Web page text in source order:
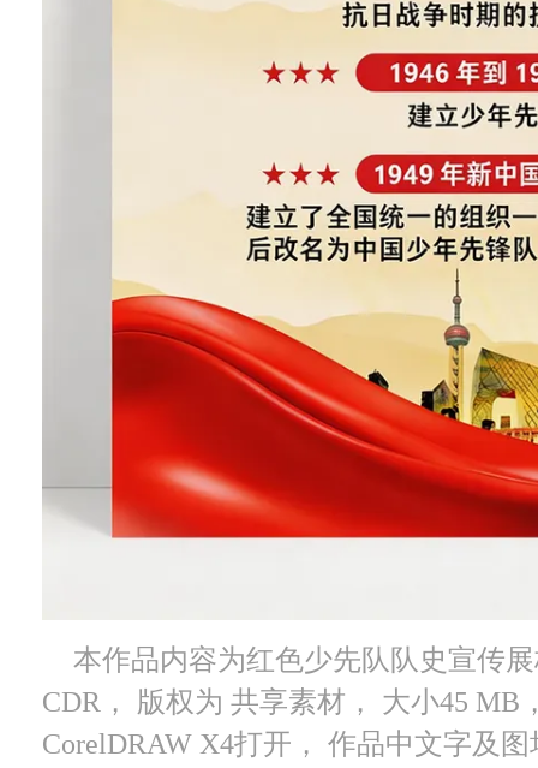
本作品内容为红色少先队队史宣传
CDR， 版权为 共享素材， 大小45 MB
CorelDRAW X4打开， 作品中文字及